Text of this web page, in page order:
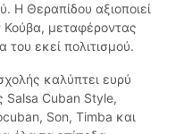
Η Θεραπίδου αξιοποιεί
Κούβα, μεταφέροντας
του εκεί πολιτισμού.
καλύπτει ευρύ
Salsa Cuban Style,
Son, Timba και